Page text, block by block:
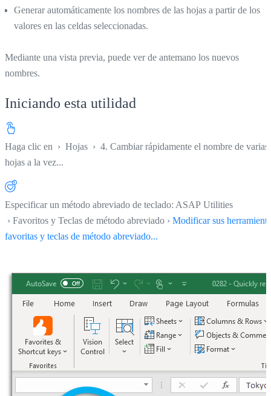
Generar automáticamente los nombres de las hojas a partir de los
valores en las celdas seleccionadas.
Mediante una vista previa, puede ver de antemano los nuevos
nombres.
Iniciando esta utilidad
Haga clic en › Hojas › 4. Cambiar rápidamente el nombre de varias
hojas a la vez...
Especificar un método abreviado de teclado: ASAP Utilities
› Favoritos y Teclas de método abreviado › Modificar sus
favoritas y teclas de método abreviado...